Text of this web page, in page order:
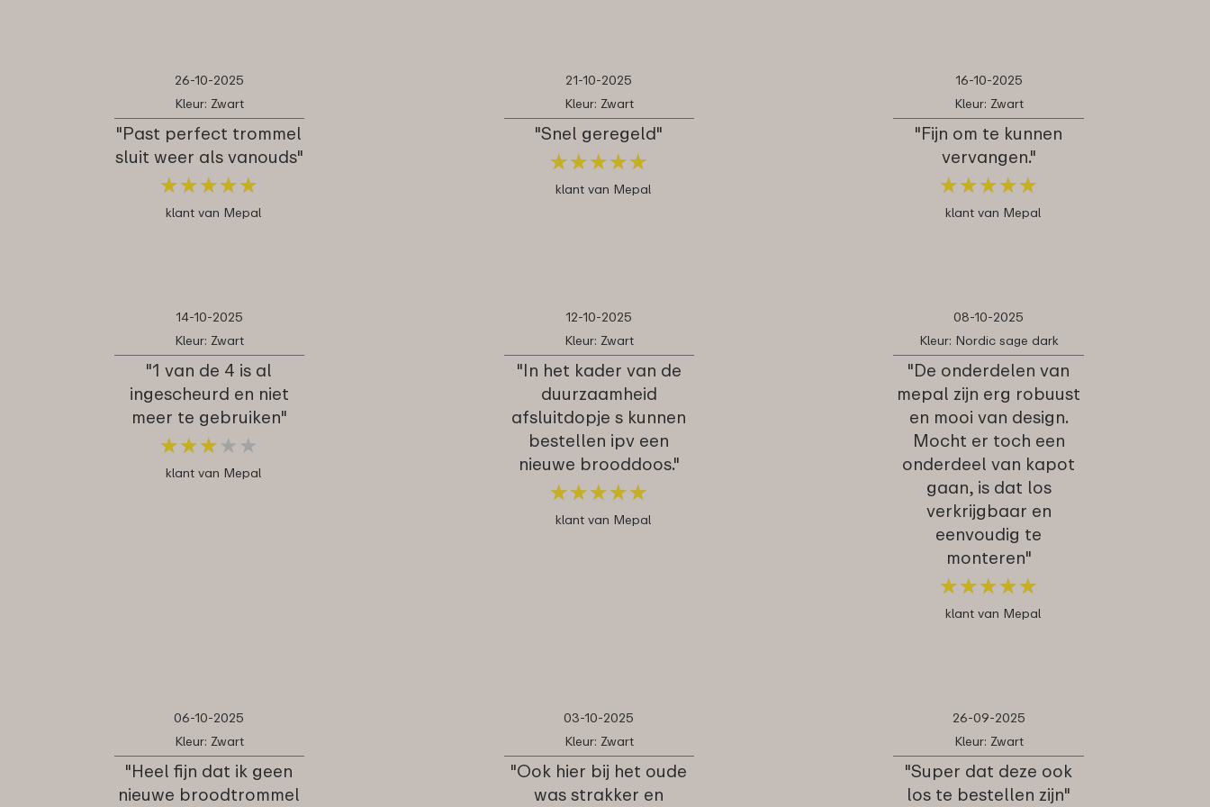
26-10-2025
Kleur: Zwart
"Past perfect trommel
sluit weer als vanouds"
★★★★★
★★★★★
klant van Mepal
21-10-2025
Kleur: Zwart
"Snel geregeld"
★★★★★
★★★★★
klant van Mepal
16-10-2025
Kleur: Zwart
"Fijn om te kunnen
vervangen."
★★★★★
★★★★★
klant van Mepal
14-10-2025
Kleur: Zwart
"1 van de 4 is al
ingescheurd en niet
meer te gebruiken"
★★★ ★ ★
★★★ ★ ★
klant van Mepal
12-10-2025
Kleur: Zwart
"In het kader van de
duurzaamheid
afsluitdopje s kunnen
bestellen ipv een
nieuwe brooddoos."
★★★★★
★★★★★
klant van Mepal
08-10-2025
Kleur: Nordic sage dark
"De onderdelen van
mepal zijn erg robuust
en mooi van design.
Mocht er toch een
onderdeel van kapot
gaan, is dat los
verkrijgbaar en
eenvoudig te
monteren"
★★★★★
★★★★★
klant van Mepal
06-10-2025
Kleur: Zwart
"Heel fijn dat ik geen
nieuwe broodtrommel
03-10-2025
Kleur: Zwart
"Ook hier bij het oude
was strakker en
26-09-2025
Kleur: Zwart
"Super dat deze ook
los te bestellen zijn"